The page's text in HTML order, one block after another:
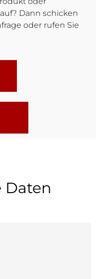
Dann schicken
oder rufen Sie
Daten